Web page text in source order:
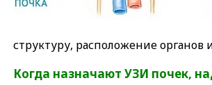
структуру, расположение
Когда назначают УЗИ почек,